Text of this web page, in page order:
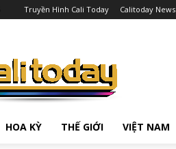
Truyền Hình Cali Today Calitoday News
HOA KỲ THẾ GIỚI VIỆT NAM